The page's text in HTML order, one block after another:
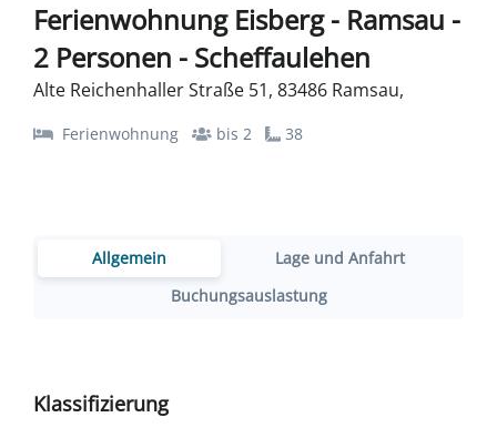
Ferienwohnung Eisberg - Ramsau -
2 Personen - Scheffaulehen
Alte Reichenhaller Straße 51, 83486 Ramsau,
Ferienwohnung bis 2 38
Allgemein
Lage und Anfahrt
Buchungsauslastung
Klassifizierung